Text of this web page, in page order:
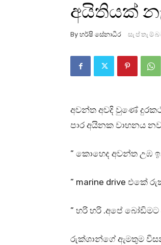
අයිතියක්
By හර්ෂි සේනාධීර
අවන්ත අවදි වුණේ
පාර අයිනක වාහනය
” කොහෙද අවන්ත උඹ
” marine drive එකේ
” හරි හරි .අපේ
රුක්ශාන්ගේ ඇමතුම